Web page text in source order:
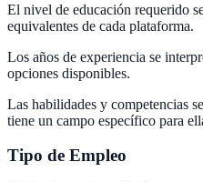
El nivel de educación requerido
equivalentes de cada plataforma.
Los años de experiencia se
opciones disponibles.
Las habilidades y competencias
tiene un campo específico para
Tipo de Empleo